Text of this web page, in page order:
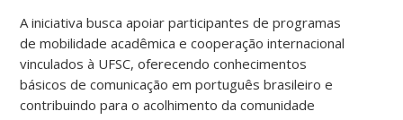
A iniciativa busca apoiar participantes de programas
de mobilidade acadêmica e cooperação internacional
vinculados à UFSC, oferecendo conhecimentos
básicos de comunicação em português brasileiro e
contribuindo para o acolhimento da comunidade